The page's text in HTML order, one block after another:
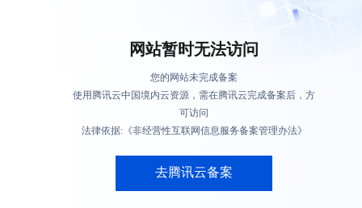
网站暂时无法访问
您的网站未完成备案
使用腾讯云中国境内云资源，需在腾讯云完成备案后，方
可访问
法律依据:《非经营性互联网信息服务备案管理办法》
去腾讯云备案